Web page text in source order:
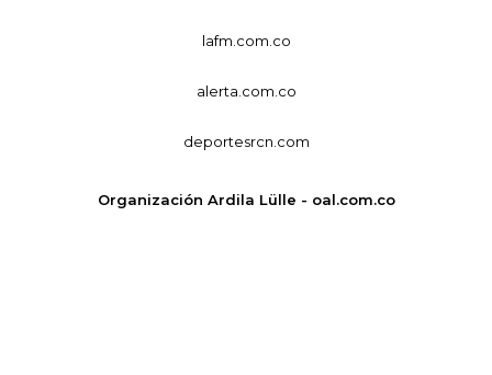
lafm.com.co
alerta.com.co
deportesrcn.com
Organización Ardila Lülle - oal.com.co